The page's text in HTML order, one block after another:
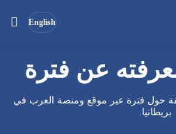
English
بحث
عن فترة
حول فترة عبر موقع ومنصة العرب في
بريطانيا.